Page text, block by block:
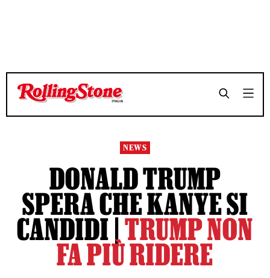
NEWS
DONALD TRUMP
SPERA CHE KANYE SI
CANDIDI |TRUMP NON
FA PIÙ RIDERE